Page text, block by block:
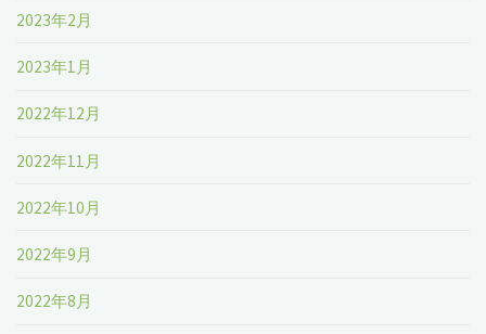
2023年2月
2023年1月
2022年12月
2022年11月
2022年10月
2022年9月
2022年8月